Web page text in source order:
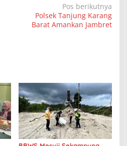
Pos berikutnya
Polsek Tanjung Karang
Barat Amankan Jambret